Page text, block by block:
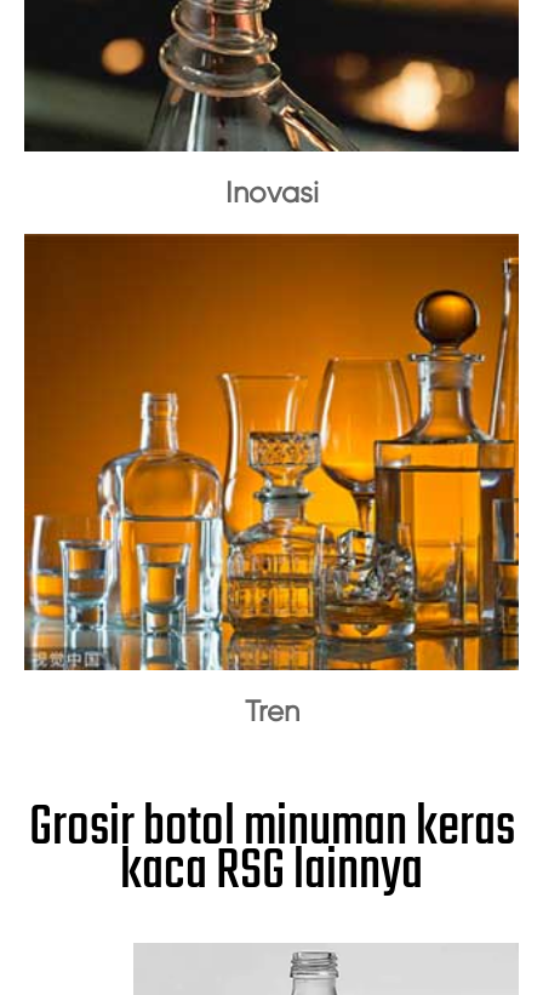
Inovasi
Tren
Grosir botol minuman keras
kaca RSG lainnya